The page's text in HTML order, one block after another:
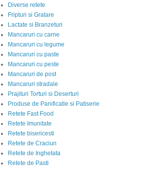
Diverse retete
Fripturi si Gratare
Lactate si Branzeturi
Mancaruri cu carne
Mancaruri cu legume
Mancaruri cu paste
Mancaruri cu peste
Mancaruri de post
Mancaruri stradale
Prajituri Torturi si Deserturi
Produse de Panificatie si Patiserie
Retete Fast Food
Retete Imunitate
Retete bisericesti
Retete de Craciun
Retete de Inghetata
Retete de Pasti